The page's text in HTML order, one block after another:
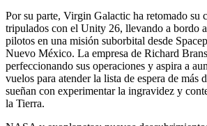
Por su parte, Virgin Galactic ha retomado su
tripulados con el Unity 26, llevando a bordo
pilotos en una misión suborbital desde
Nuevo México. La empresa de Richard
perfeccionando sus operaciones y aspira a
vuelos para atender la lista de espera de más
sueñan con experimentar la ingravidez y
la Tierra.